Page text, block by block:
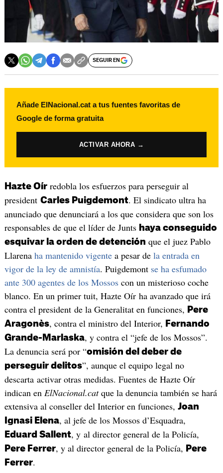
SEGUIR EN
Añade ElNacional.cat a tus fuentes favoritas de
Google de forma gratuita
ACTIVAR AHORA →
Hazte Oírredobla los esfuerzos para perseguir al
president Carles Puigdemont. El sindicato ultra ha
anunciado que denunciará a los que considera que son los
responsables de que el líder de Junts haya conseguido
esquivar la orden de detención que el juez Pablo
Llarena ha mantenido vigentea pesar de la entrada en
vigor de la ley de amnistía. Puigdemont se ha esfumado
ante 300 agentes de los Mossoscon un misterioso coche
blanco. En un primer tuit, Hazte Oír ha avanzado que irá
contra el president de la Generalitat en funciones, Pere
Aragonès, contra el ministro del Interior, Fernando
Grande-Marlaska, y contra el “jefe de los Mossos”.
La denuncia será por “omisión del deber de
perseguir delitos”, aunque el equipo legal no
descarta activar otras medidas. Fuentes de Hazte Oír
indican en ElNacional.catque la denuncia también se hará
extensiva al conseller del Interior en funciones, Joan
Ignasi Elena, al jefe de los Mossos d’Esquadra,
Eduard Sallent, y al director general de la Policía,
Pere Ferrer, y al director general de la Policía, Pere
Ferrer.